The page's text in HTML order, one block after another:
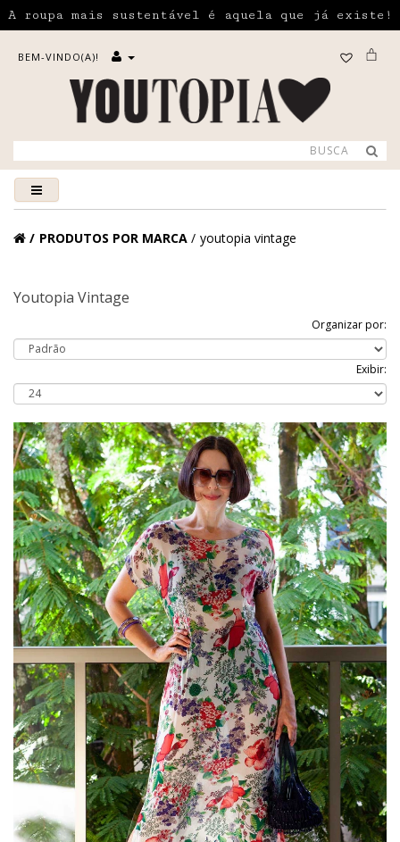
A roupa mais sustentável é aquela que já existe!
BEM-VINDO(A)!
PRODUTOS POR MARCA youtopia vintage
Youtopia Vintage
Organizar por:
Exibir: